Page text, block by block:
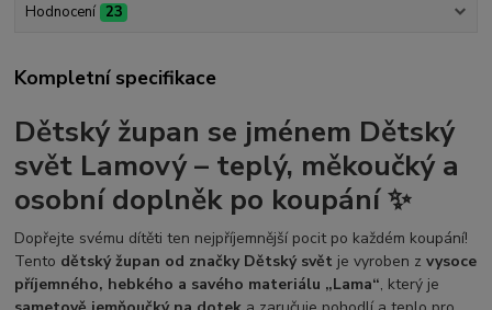
Hodnocení 23
Kompletní specifikace
Dětský župan se jménem Dětský
svět Lamový– teplý, měkoučký a
osobní doplněk po koupání ✨
Dopřejte svému dítěti ten nejpříjemnější pocit po každém koupání!
Tento dětský župan od značky Dětský svět je vyroben zvysoce
příjemného, hebkého a savého materiálu „Lama“, který je